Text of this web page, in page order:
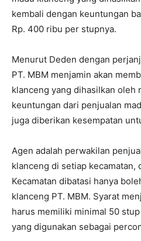
kembali dengan keuntungan
Rp. 400 ribu per stupnya.
Menurut Deden dengan
PT. MBM menjamin akan
klanceng yang dihasilkan oleh
keuntungan dari penjualan
juga diberikan kesempatan
Agen adalah perwakilan
klanceng di setiap kecamatan,
Kecamatan dibatasi hanya
klanceng PT. MBM. Syarat
harus memiliki minimal 50
yang digunakan sebagai